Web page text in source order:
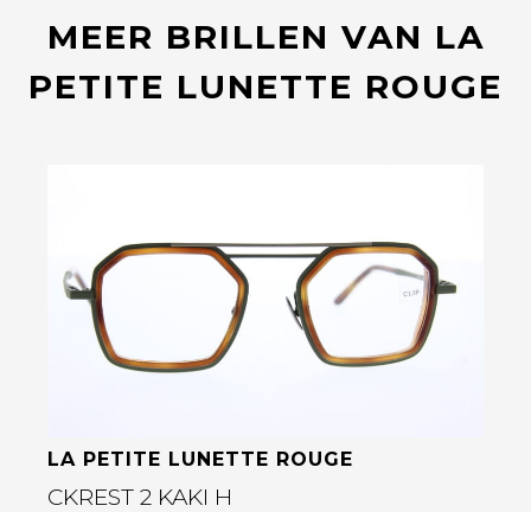
MEER BRILLEN VAN LA
PETITE LUNETTE ROUGE
LA PETITE LUNETTE ROUGE
CKREST 2 KAKI H